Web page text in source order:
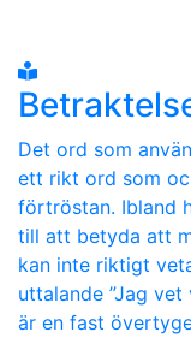
Det ord som
ett rikt ord som
förtröstan. Ibland
till att betyda att
kan inte riktigt
uttalande ”Jag vet
är en fast